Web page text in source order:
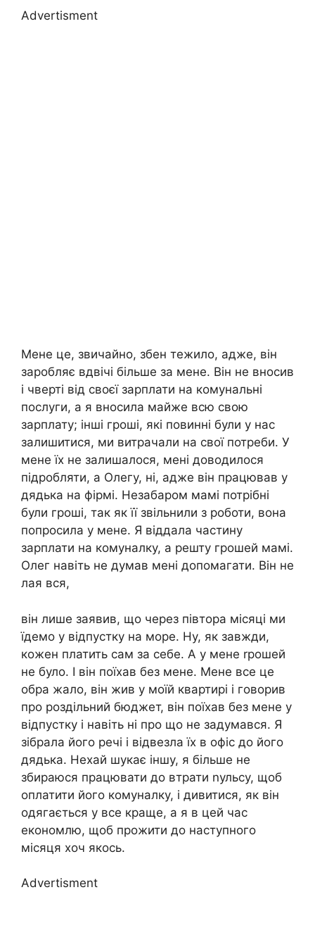
Advertisment
Мене це, звичайно, збен тежило, адже, він
заробляє вдвічі більше за мене. Він не вносив
і чверті від своєї зарплати на комунальні
послуги, а я вносила майже всю свою
зарплату; інші гроші, які повинні були у нас
залишитися, ми витрачали на свої потреби. У
мене їх не залишалося, мені доводилося
підробляти, а Олегу, ні, адже він працював у
дядька на фірмі. Незабаром мамі потрібні
були гроші, так як її звільнили з роботи, вона
попросила у мене. Я віддала частину
зарплати на комуналку, а решту грошей мамі.
Олег навіть не думав мені допомагати. Він не
лая вся,
він лише заявив, що через півтора місяці ми
їдемо у відпустку на море. Ну, як завжди,
кожен платить сам за себе. А у мене rрошей
не було. І він поїхав без мене. Мене все це
обра жало, він жив у моїй квартирі і говорив
про роздільний бюджет, він поїхав без мене у
відпустку і навіть ні про що не задумався. Я
зібрала його речі і відвезла їх в офіс до його
дядька. Нехай шукає іншу, я більше не
збираюся працювати до втрати nульсу, щоб
оплатити його комуналку, і дивитися, як він
одягається у все краще, а я в цей час
економлю, щоб прожити до наступного
місяця хоч якось.
Advertisment